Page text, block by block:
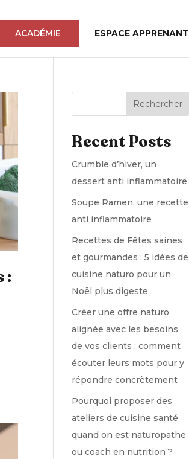
ACADÉMIE ESPACE APPRENANT
:
Rechercher
Recent Posts
Crumble d’hiver, un
dessert anti inflammatoire
Soupe Ramen, une recette
anti inflammatoire
Recettes de Fêtes saines
et gourmandes : 5 idées de
cuisine naturo pour un
Noël plus digeste
Créer une offre naturo
alignée avec les besoins
de vos clients : comment
écouter leurs mots pour y
répondre concrètement
Pourquoi proposer des
ateliers de cuisine santé
quand on est naturopathe
ou coach en nutrition ?